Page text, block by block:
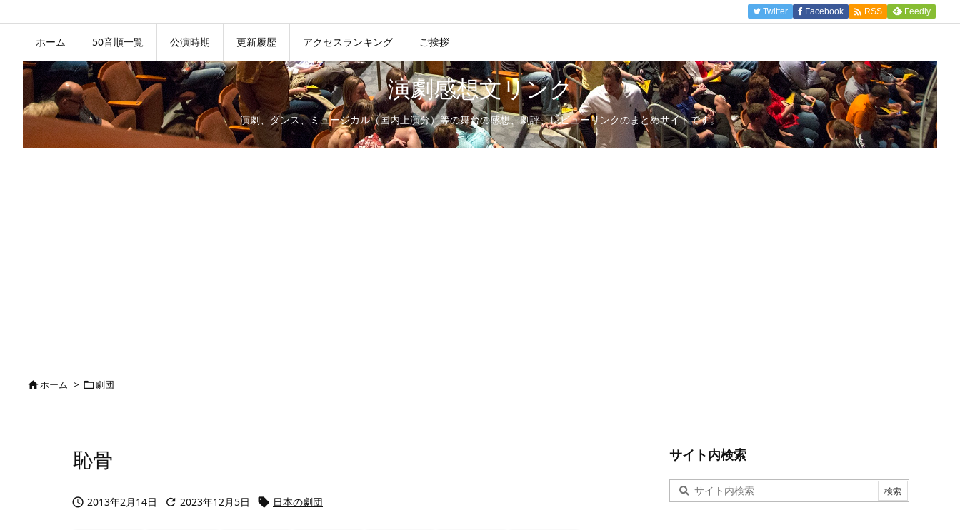
ホーム 50音順一覧 公演時期 更新履歴 アクセスランキング ご挨拶
Twitter Facebook  RSS Feedly
演劇感想文リンク
演劇、ダンス、ミュージカル（国内上演分）等の舞台の感想、劇評、レビューリンクのまとめサイトです。
ホーム > 劇団
恥骨
 2013年2月14日  2023年12月5日  日本の劇団
サイト内検索